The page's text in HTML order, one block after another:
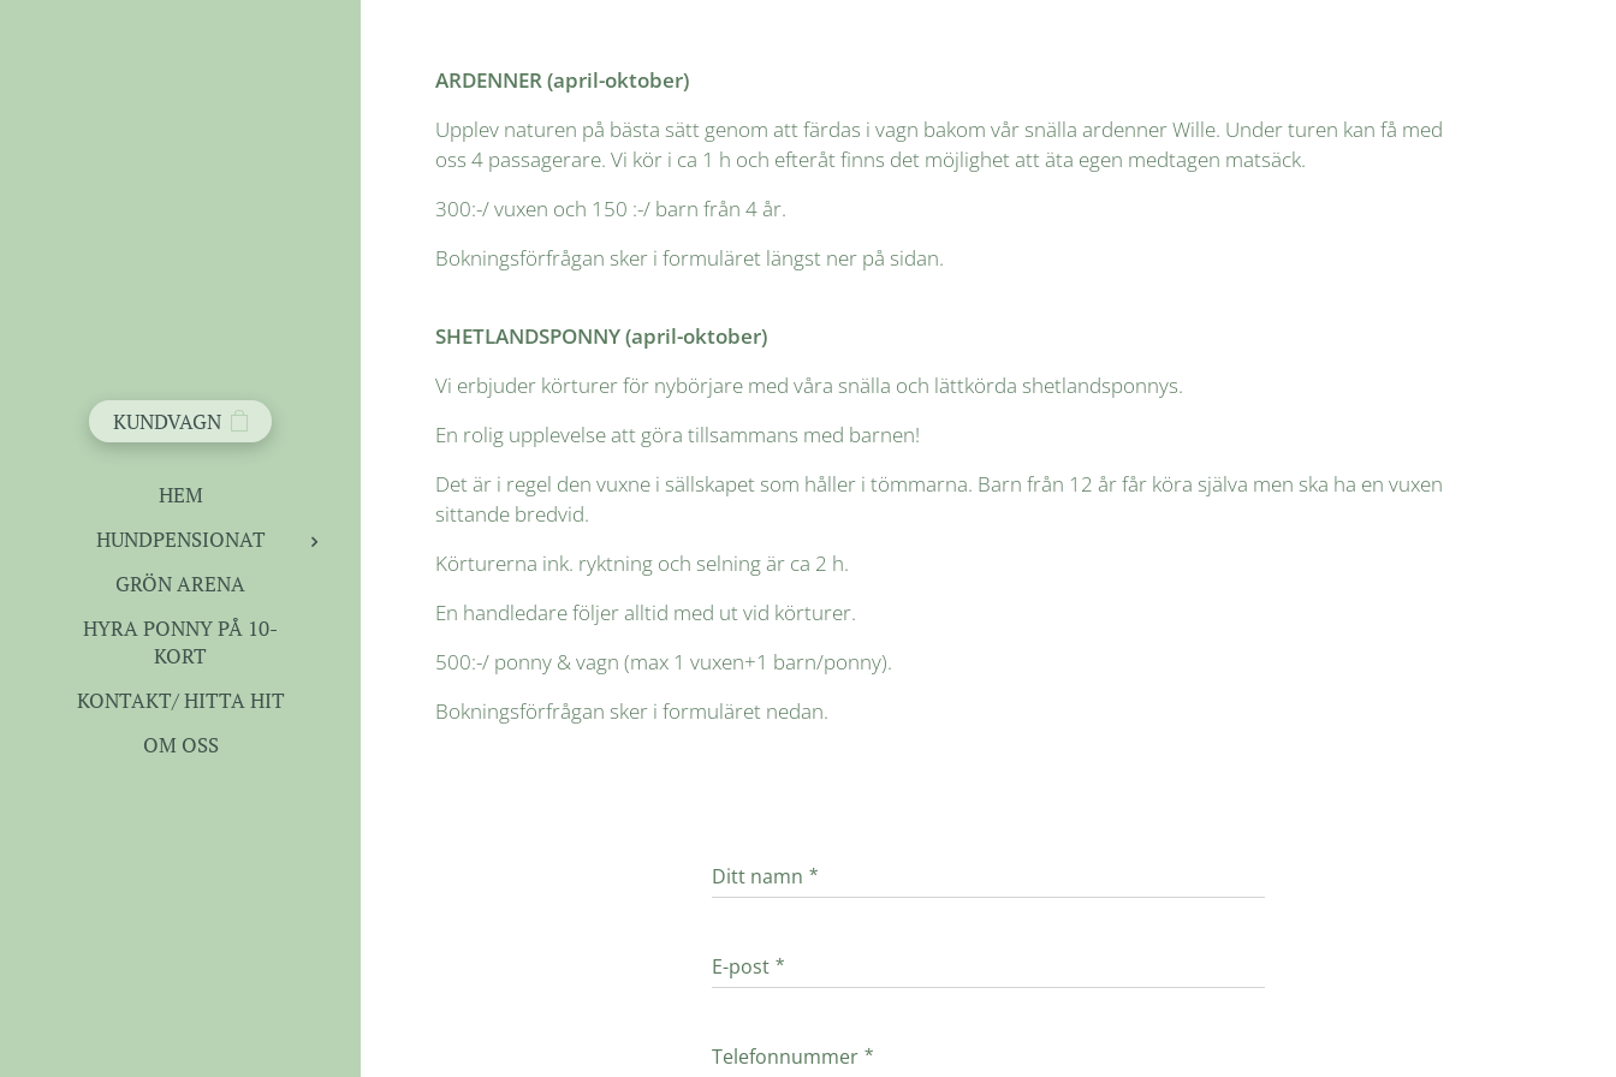
KUNDVAGN
HEM
HUNDPENSIONAT
GRÖN ARENA
HYRA PONNY PÅ 10-
KORT
KONTAKT/ HITTA HIT
OM OSS
ARDENNER (april-oktober)
Upplev naturen på bästa sätt genom att färdas i vagn bakom vår snälla ardenner Wille. Under turen kan få med
oss 4 passagerare. Vi kör i ca 1 h och efteråt finns det möjlighet att äta egen medtagen matsäck.
300:-/ vuxen och 150 :-/ barn från 4 år.
Bokningsförfrågan sker i formuläret längst ner på sidan.
SHETLANDSPONNY (april-oktober)
Vi erbjuder körturer för nybörjare med våra snälla och lättkörda shetlandsponnys.
En rolig upplevelse att göra tillsammans med barnen!
Det är i regel den vuxne i sällskapet som håller i tömmarna. Barn från 12 år får köra själva men ska ha en vuxen
sittande bredvid.
Körturerna ink. ryktning och selning är ca 2 h.
En handledare följer alltid med ut vid körturer.
500:-/ ponny & vagn (max 1 vuxen+1 barn/ponny).
Bokningsförfrågan sker i formuläret nedan.
Ditt namn
E-post
Telefonnummer